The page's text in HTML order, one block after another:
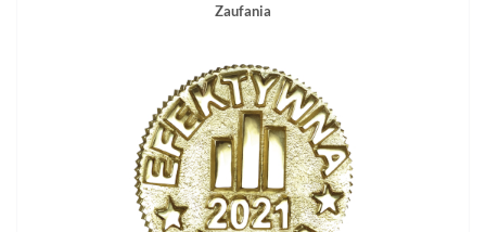
Zaufania